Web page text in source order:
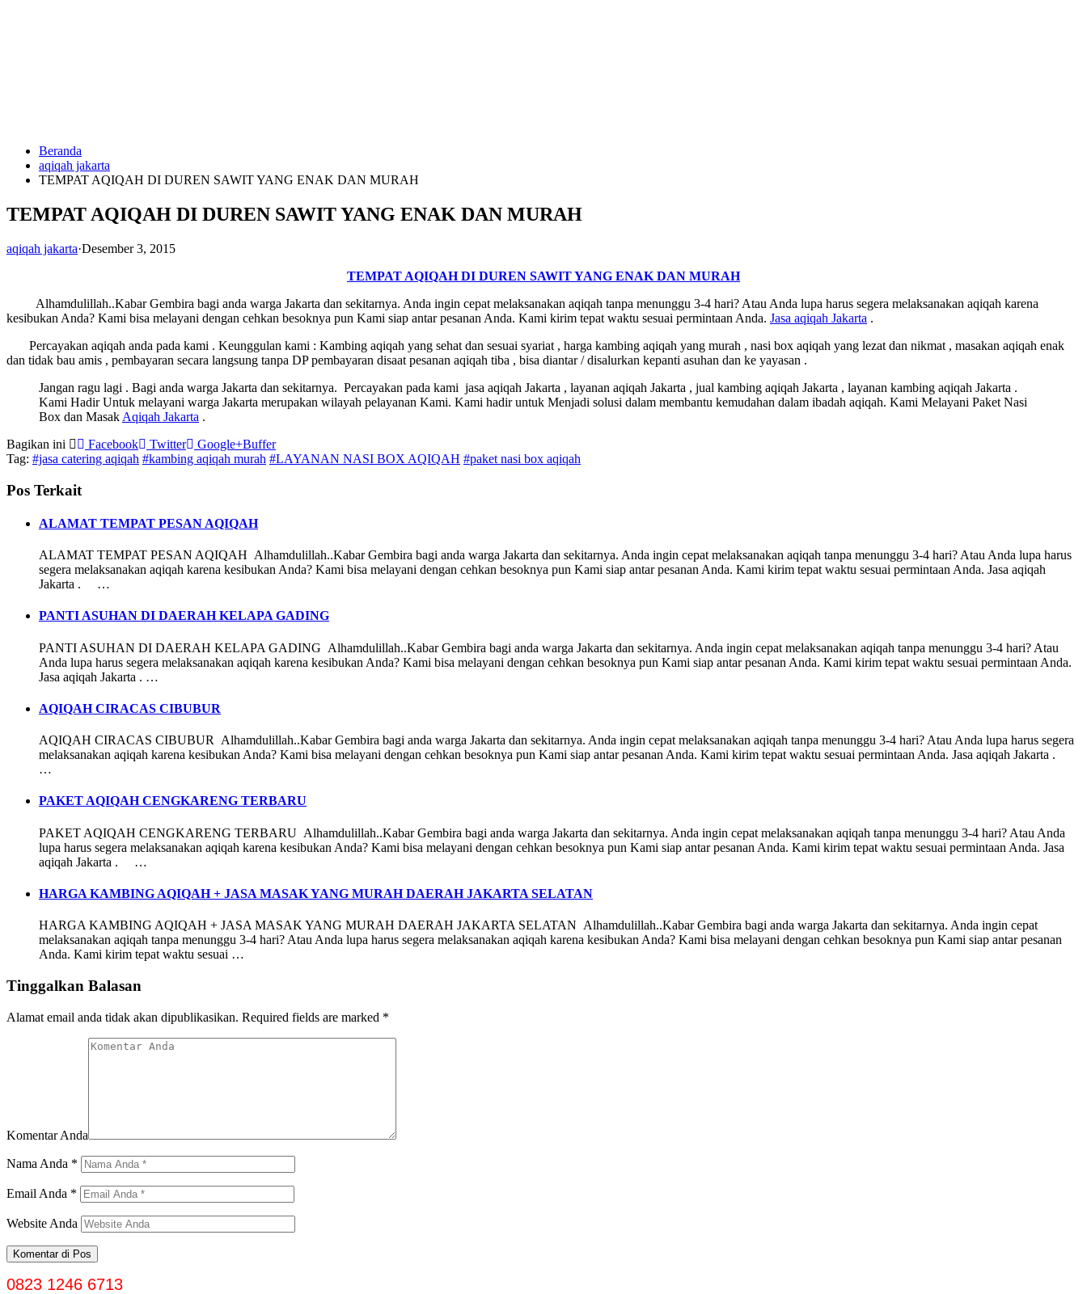
HUBUNGI
KAMI
0823
1246
6713
Beranda
aqiqah jakarta
TEMPAT AQIQAH DI DUREN SAWIT YANG ENAK DAN MURAH
TEMPAT AQIQAH DI DUREN SAWIT YANG ENAK DAN MURAH
aqiqah jakarta·Desember 3, 2015
TEMPAT AQIQAH DI DUREN SAWIT YANG ENAK DAN MURAH
Alhamdulillah..Kabar Gembira bagi anda warga Jakarta dan sekitarnya. Anda ingin cepat melaksanakan aqiqah tanpa menunggu 3-4 hari? Atau Anda lupa harus segera melaksanakan aqiqah karena
kesibukan Anda? Kami bisa melayani dengan cehkan besoknya pun Kami siap antar pesanan Anda. Kami kirim tepat waktu sesuai permintaan Anda. Jasa aqiqah Jakarta .
Percayakan aqiqah anda pada kami . Keunggulan kami : Kambing aqiqah yang sehat dan sesuai syariat , harga kambing aqiqah yang murah , nasi box aqiqah yang lezat dan nikmat , masakan aqiqah enak
dan tidak bau amis , pembayaran secara langsung tanpa DP pembayaran disaat pesanan aqiqah tiba , bisa diantar / disalurkan kepanti asuhan dan ke yayasan .
Jangan ragu lagi . Bagi anda warga Jakarta dan sekitarnya. Percayakan pada kami jasa aqiqah Jakarta , layanan aqiqah Jakarta , jual kambing aqiqah Jakarta , layanan kambing aqiqah Jakarta .
Kami Hadir Untuk melayani warga Jakarta merupakan wilayah pelayanan Kami. Kami hadir untuk Menjadi solusi dalam membantu kemudahan dalam ibadah aqiqah. Kami Melayani Paket Nasi
Box dan Masak Aqiqah Jakarta .
Bagikan ini
Facebook Twitter Google+Buffer
Tag: #jasa catering aqiqah #kambing aqiqah murah #LAYANAN NASI BOX AQIQAH #paket nasi box aqiqah
Pos Terkait
ALAMAT TEMPAT PESAN AQIQAH
ALAMAT TEMPAT PESAN AQIQAH Alhamdulillah..Kabar Gembira bagi anda warga Jakarta dan sekitarnya. Anda ingin cepat melaksanakan aqiqah tanpa menunggu 3-4 hari? Atau Anda lupa harus
segera melaksanakan aqiqah karena kesibukan Anda? Kami bisa melayani dengan cehkan besoknya pun Kami siap antar pesanan Anda. Kami kirim tepat waktu sesuai permintaan Anda. Jasa aqiqah
Jakarta . …
PANTI ASUHAN DI DAERAH KELAPA GADING
PANTI ASUHAN DI DAERAH KELAPA GADING Alhamdulillah..Kabar Gembira bagi anda warga Jakarta dan sekitarnya. Anda ingin cepat melaksanakan aqiqah tanpa menunggu 3-4 hari? Atau
Anda lupa harus segera melaksanakan aqiqah karena kesibukan Anda? Kami bisa melayani dengan cehkan besoknya pun Kami siap antar pesanan Anda. Kami kirim tepat waktu sesuai permintaan Anda.
Jasa aqiqah Jakarta . …
AQIQAH CIRACAS CIBUBUR
AQIQAH CIRACAS CIBUBUR Alhamdulillah..Kabar Gembira bagi anda warga Jakarta dan sekitarnya. Anda ingin cepat melaksanakan aqiqah tanpa menunggu 3-4 hari? Atau Anda lupa harus segera
melaksanakan aqiqah karena kesibukan Anda? Kami bisa melayani dengan cehkan besoknya pun Kami siap antar pesanan Anda. Kami kirim tepat waktu sesuai permintaan Anda. Jasa aqiqah Jakarta .
…
PAKET AQIQAH CENGKARENG TERBARU
PAKET AQIQAH CENGKARENG TERBARU Alhamdulillah..Kabar Gembira bagi anda warga Jakarta dan sekitarnya. Anda ingin cepat melaksanakan aqiqah tanpa menunggu 3-4 hari? Atau Anda
lupa harus segera melaksanakan aqiqah karena kesibukan Anda? Kami bisa melayani dengan cehkan besoknya pun Kami siap antar pesanan Anda. Kami kirim tepat waktu sesuai permintaan Anda. Jasa
aqiqah Jakarta . …
HARGA KAMBING AQIQAH + JASA MASAK YANG MURAH DAERAH JAKARTA SELATAN
HARGA KAMBING AQIQAH + JASA MASAK YANG MURAH DAERAH JAKARTA SELATAN Alhamdulillah..Kabar Gembira bagi anda warga Jakarta dan sekitarnya. Anda ingin cepat
melaksanakan aqiqah tanpa menunggu 3-4 hari? Atau Anda lupa harus segera melaksanakan aqiqah karena kesibukan Anda? Kami bisa melayani dengan cehkan besoknya pun Kami siap antar pesanan
Anda. Kami kirim tepat waktu sesuai …
Tinggalkan Balasan
Alamat email anda tidak akan dipublikasikan. Required fields are marked *
Komentar Anda
Nama Anda *
Email Anda *
Website Anda
0823 1246 6713